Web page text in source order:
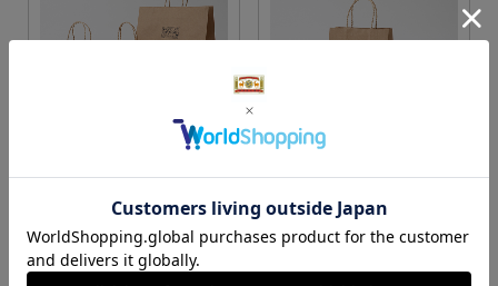
カートに入れる カートに入れる